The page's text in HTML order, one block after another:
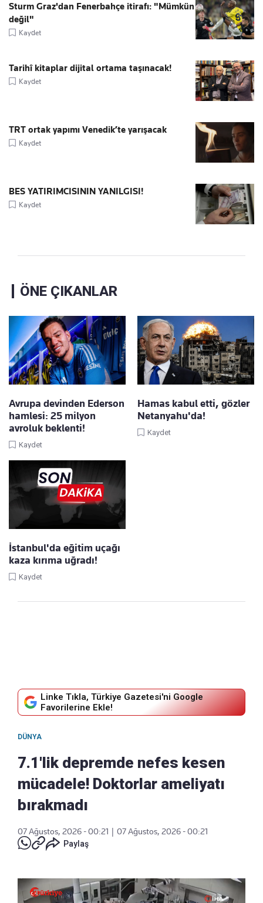
Sturm Graz'dan Fenerbahçe itirafı: "Mümkün
değil"
Kaydet
Tarihî kitaplar dijital ortama taşınacak!
Kaydet
TRT ortak yapımı Venedik’te yarışacak
Kaydet
BES YATIRIMCISININ YANILGISI!
Kaydet
ÖNE ÇIKANLAR
Avrupa devinden Ederson
hamlesi: 25 milyon
avroluk beklenti!
Kaydet
Hamas kabul etti, gözler
Netanyahu'da!
Kaydet
İstanbul'da eğitim uçağı
kaza kırıma uğradı!
Kaydet
Linke Tıkla, Türkiye Gazetesi'ni Google
Favorilerine Ekle!
DÜNYA
7.1'lik depremde nefes kesen
mücadele! Doktorlar ameliyatı
bırakmadı
07 Ağustos, 2026 - 00:21
07 Ağustos, 2026 - 00:21
Paylaş